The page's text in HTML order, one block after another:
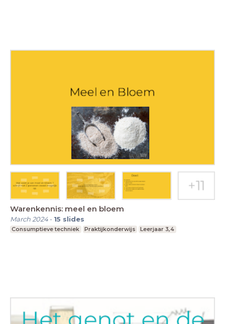
Warenkennis: meel en bloem
March 2024- 15 slides
Consumptieve techniek Praktijkonderwijs Leerjaar 3,4